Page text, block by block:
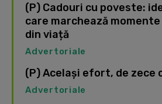
(P) Cadouri cu poveste:
care marchează
din viață
Advertoriale
(P) Același efort, de zece
Advertoriale